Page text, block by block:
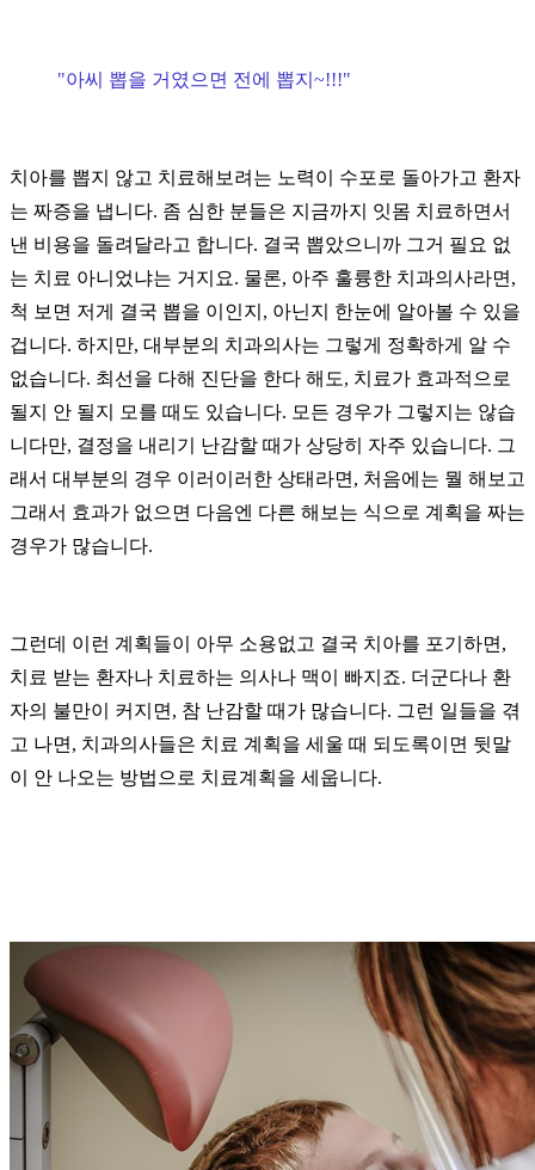
"아씨 뽑을 거였으면 전에 뽑지~!!!"
치아를 뽑지 않고 치료해보려는 노력이 수포로 돌아가고 환자
는 짜증을 냅니다. 좀 심한 분들은 지금까지 잇몸 치료하면서
낸 비용을 돌려달라고 합니다. 결국 뽑았으니까 그거 필요 없
는 치료 아니었냐는 거지요. 물론, 아주 훌륭한 치과의사라면,
척 보면 저게 결국 뽑을 이인지, 아닌지 한눈에 알아볼 수 있을
겁니다. 하지만, 대부분의 치과의사는 그렇게 정확하게 알 수
없습니다. 최선을 다해 진단을 한다 해도, 치료가 효과적으로
될지 안 될지 모를 때도 있습니다. 모든 경우가 그렇지는 않습
니다만, 결정을 내리기 난감할 때가 상당히 자주 있습니다. 그
래서 대부분의 경우 이러이러한 상태라면, 처음에는 뭘 해보고
그래서 효과가 없으면 다음엔 다른 해보는 식으로 계획을 짜는
경우가 많습니다.
그런데 이런 계획들이 아무 소용없고 결국 치아를 포기하면,
치료 받는 환자나 치료하는 의사나 맥이 빠지죠. 더군다나 환
자의 불만이 커지면, 참 난감할 때가 많습니다. 그런 일들을 겪
고 나면, 치과의사들은 치료 계획을 세울 때 되도록이면 뒷말
이 안 나오는 방법으로 치료계획을 세웁니다.